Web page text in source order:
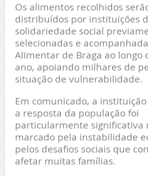
Os alimentos recolhidos
distribuídos por instituições
solidariedade social
selecionadas e
Alimentar de Braga ao longo
ano, apoiando milhares de
situação de vulnerabilidade.
Em comunicado, a
a resposta da população foi
particularmente significativa
marcado pela instabilidade
pelos desafios sociais que
afetar muitas famílias.